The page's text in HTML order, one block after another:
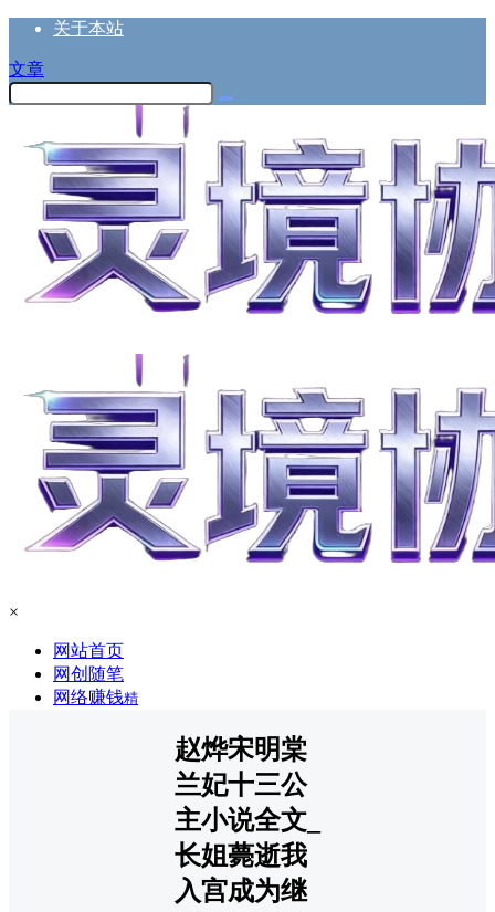
关于本站
文章
×
网站首页
网创随笔
网络赚钱精
赵烨宋明棠
兰妃十三公
主小说全文_
长姐薨逝我
入宫成为继